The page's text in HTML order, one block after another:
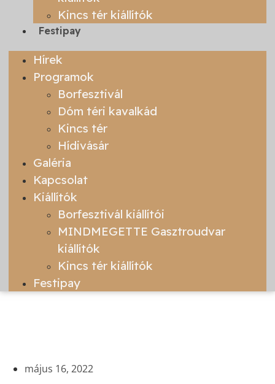
Kincs tér kiállítók
Festipay
Hírek
Programok
Borfesztivál
Dóm téri kavalkád
Kincs tér
Hídivásár
Galéria
Kapcsolat
Kiállítók
Borfesztivál kiállítói
MINDMEGETTE Gasztroudvar
kiállítók
Kincs tér kiállítók
Festipay
május 16, 2022